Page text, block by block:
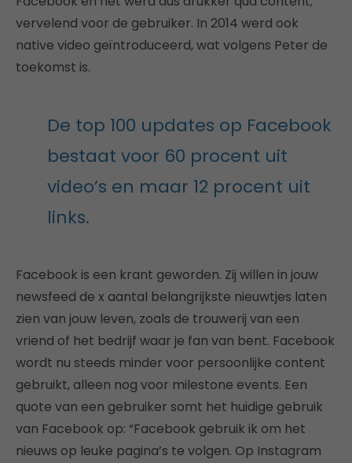
vervelend voor de gebruiker. In 2014 werd ook
native video geïntroduceerd, wat volgens Peter de
toekomst is.
De top 100 updates op Facebook
bestaat voor 60 procent uit
video’s en maar 12 procent uit
links.
Facebook is een krant geworden. Zij willen in jouw
newsfeed de x aantal belangrijkste nieuwtjes laten
zien van jouw leven, zoals de trouwerij van een
vriend of het bedrijf waar je fan van bent. Facebook
wordt nu steeds minder voor persoonlijke content
gebruikt, alleen nog voor milestone events. Een
quote van een gebruiker somt het huidige gebruik
van Facebook op: “Facebook gebruik ik om het
nieuws op leuke pagina’s te volgen. Op Instagram